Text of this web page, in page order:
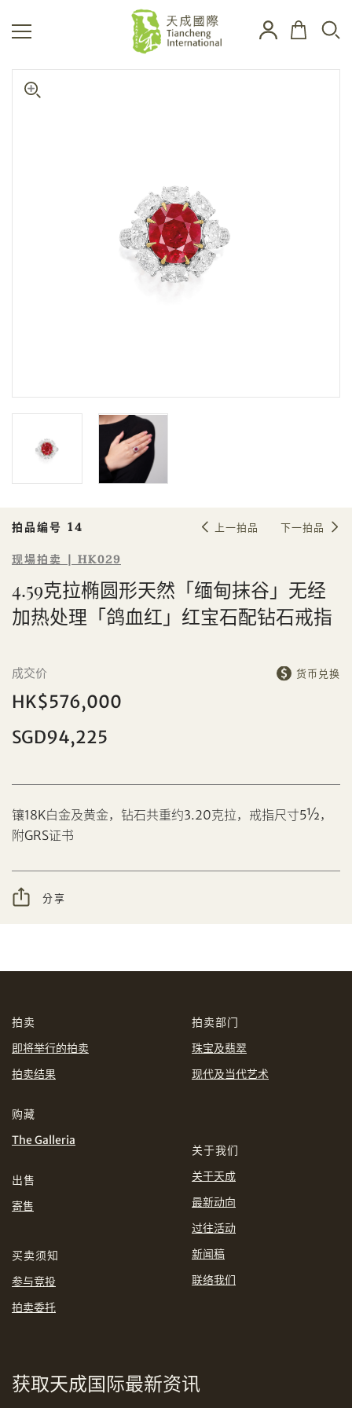
分享到WhatsApp
個人 公司
我已阅读并同意使用条款及私隐政策。
Sale HK029 | 拍品编号 14
4.59克拉椭圆形天然「缅甸抹谷」无
经加热处理「鸽血红」红宝石配钻石
戒指
设定您的最高竞投价
现場拍卖 | HK029
拍品编号 14 上一拍品 下一拍品
4.59克拉椭圆形天然「缅甸抹谷」无经
加热处理「鸽血红」红宝石配钻石戒指
成交价 货币兑换
HK$576,000
SGD94,225
镶18K白金及黄金，钻石共重约3.20克拉，戒指尺寸5½，
附GRS证书
分享
CNY
GBP
MYR
SGD
TWD
拍卖
即将举行的拍卖
拍卖结果
购藏
The Galleria
出售
寄售
买卖须知
参与竞投
拍卖委托
拍卖部门
珠宝及翡翠
现代及当代艺术
关于我们
关于天成
最新动向
过往活动
新闻稿
联络我们
获取天成国际最新资讯